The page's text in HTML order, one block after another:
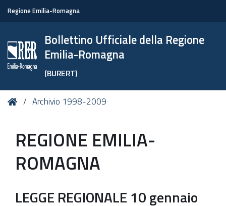
Regione Emilia-Romagna
Bollettino Ufficiale della Regione
Emilia-Romagna
(BURERT)
Tu HomeArchivio 1998-2009
REGIONE EMILIA-
ROMAGNA
LEGGE REGIONALE 10 gennaio